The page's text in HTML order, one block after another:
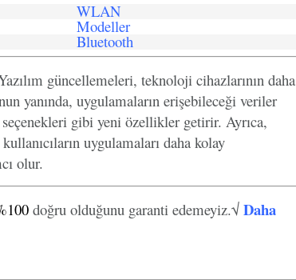
WLAN
Modeller
Bluetooth
güncellemeleri, teknoloji cihazlarının daha
yanında, uygulamaların erişebileceği veriler
gibi yeni özellikler getirir. Ayrıca,
uygulamaları daha kolay
olur.
doğru olduğunu garanti edemeyiz.√ Daha